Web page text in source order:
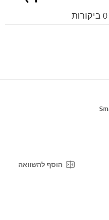
0 ביקורות
הוסף להשוואה